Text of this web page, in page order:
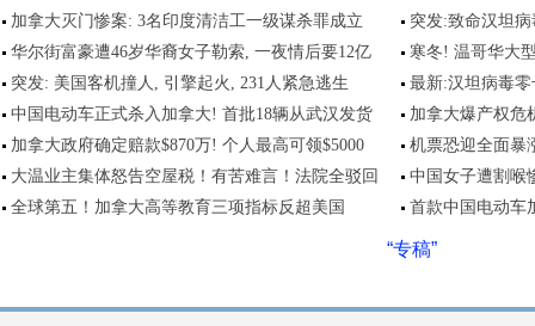
加拿大灭门惨案: 3名印度清洁工一级谋杀罪成立
突发:致命汉坦
华尔街富豪遭46岁华裔女子勒索, 一夜情后要12亿
寒冬! 温哥华大
突发: 美国客机撞人, 引擎起火, 231人紧急逃生
最新:汉坦病毒
中国电动车正式杀入加拿大! 首批18辆从武汉发货
加拿大爆产权危
加拿大政府确定赔款$870万! 个人最高可领$5000
机票恐迎全面暴
大温业主集体怒告空屋税！有苦难言！法院全驳回
中国女子遭割喉
全球第五！加拿大高等教育三项指标反超美国
首款中国电动车
“专稿”